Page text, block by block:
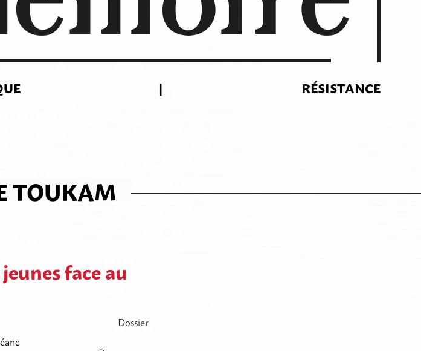
| RÉSISTANCE
TOUKAM
face au
Dossier